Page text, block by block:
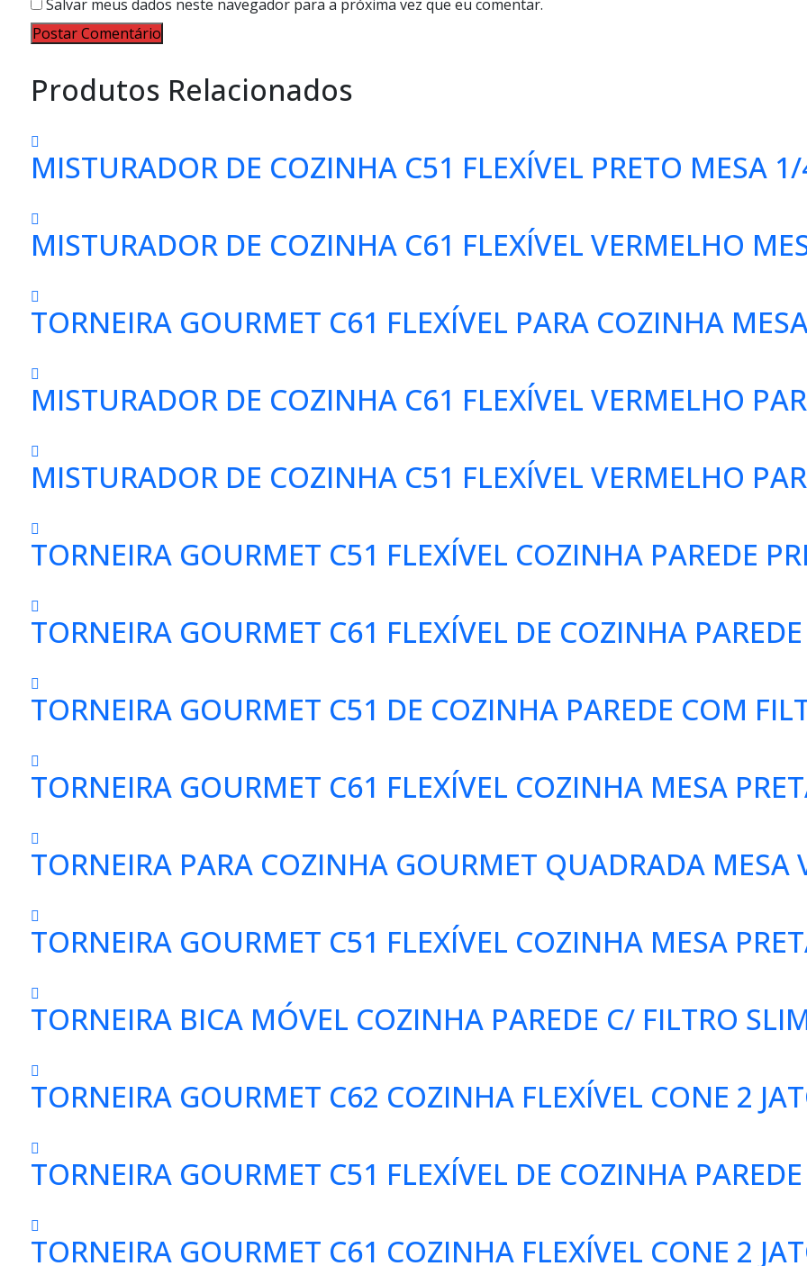
Salvar meus dados neste navegador para a próxima vez que eu comentar.
Postar Comentário
Produtos Relacionados
MISTURADOR DE COZINHA C51 FLEXÍVEL PRETO MESA
MISTURADOR DE COZINHA C61 FLEXÍVEL VERMELHO
TORNEIRA GOURMET C61 FLEXÍVEL PARA COZINHA
MISTURADOR DE COZINHA C61 FLEXÍVEL VERMELHO
MISTURADOR DE COZINHA C51 FLEXÍVEL VERMELHO
TORNEIRA GOURMET C51 FLEXÍVEL COZINHA PAREDE
TORNEIRA GOURMET C61 FLEXÍVEL DE COZINHA
TORNEIRA GOURMET C51 DE COZINHA PAREDE COM
TORNEIRA GOURMET C61 FLEXÍVEL COZINHA MESA
TORNEIRA PARA COZINHA GOURMET QUADRADA MESA
TORNEIRA GOURMET C51 FLEXÍVEL COZINHA MESA
TORNEIRA BICA MÓVEL COZINHA PAREDE C/ FILTRO
TORNEIRA GOURMET C62 COZINHA FLEXÍVEL CONE 2
TORNEIRA GOURMET C51 FLEXÍVEL DE COZINHA
TORNEIRA GOURMET C61 COZINHA FLEXÍVEL CONE 2